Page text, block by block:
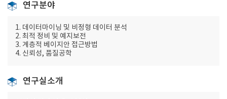
연구분야
1. 데이터마이닝 및 비정형 데이터 분석
2. 최적 정비 및 예지보전
3. 계층적 베이지안 접근방법
4. 신뢰성, 품질공학
연구실소개